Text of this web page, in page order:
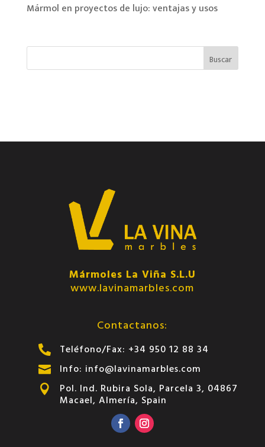
Mármol en proyectos de lujo: ventajas y usos
Mármoles La Viña S.L.U
www.lavinamarbles.com
Contactanos:
 Teléfono/Fax: +34 950 12 88 34
 Info: info@lavinamarbles.com
 Pol. Ind. Rubira Sola, Parcela 3, 04867
Macael, Almería, Spain